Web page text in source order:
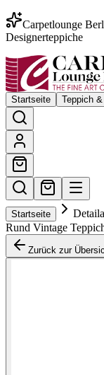
Carpetlounge
Designerteppiche
Startseite Teppich
Startseite
Rund Vintage
Zurück zur